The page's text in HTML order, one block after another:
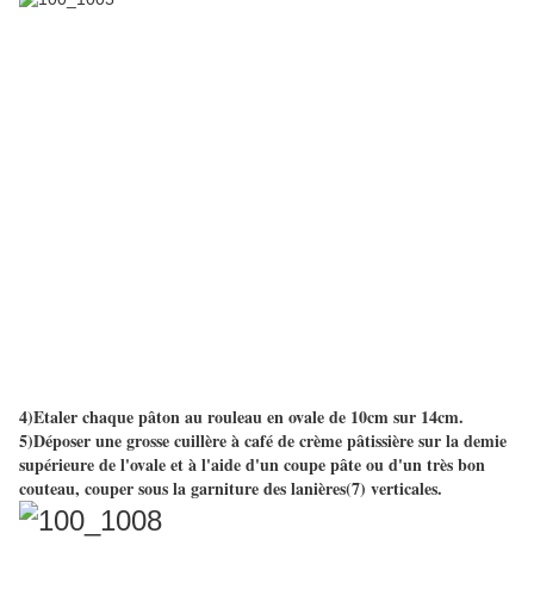
4)Etaler chaque pâton au rouleau en ovale de 10cm sur 14cm.
5)Déposer une grosse cuillère à café de crème pâtissière sur la demie
supérieure de l'ovale et à l'aide d'un coupe pâte ou d'un très bon
couteau, couper sous la garniture des lanières(7) verticales.